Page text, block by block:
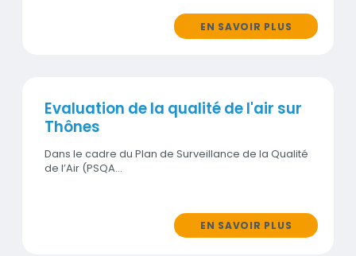
EN SAVOIR PLUS
Evaluation de la qualité de l'air sur
Thônes
Dans le cadre du Plan de Surveillance de la Qualité
de l’Air (PSQA…
EN SAVOIR PLUS